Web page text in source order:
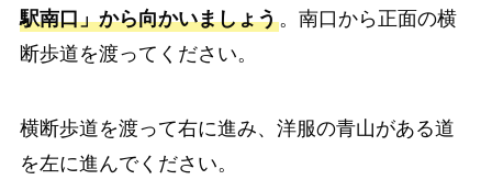
駅南口」から向かいましょう。南口から正面の横
断歩道を渡ってください。
横断歩道を渡って右に進み、洋服の青山がある道
を左に進んでください。